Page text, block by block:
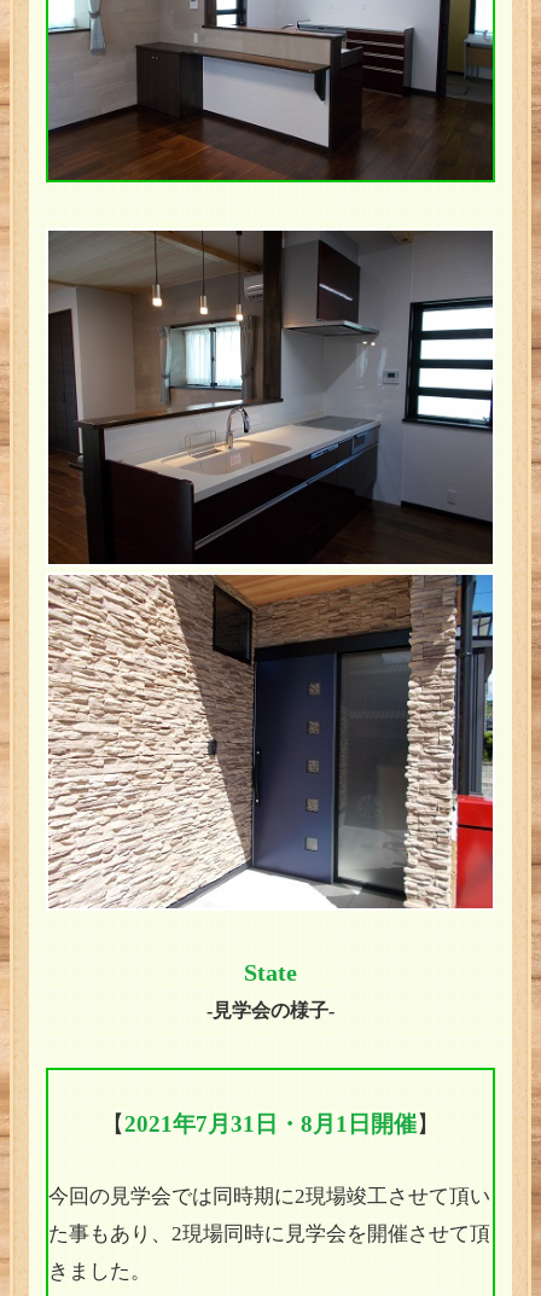
State
-見学会の様子-
【2021年7月31日・8月1日開催】
今回の見学会では同時期に2現場竣工させて頂い
た事もあり、2現場同時に見学会を開催させて頂
きました。